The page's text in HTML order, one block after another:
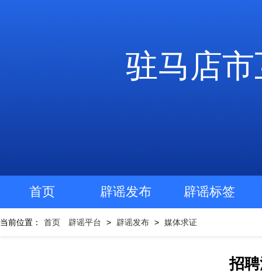
驻马店
首页 辟谣发布 辟谣标签
当前位置： 首页 辟谣平台 > 辟谣发布 > 媒体求证
招